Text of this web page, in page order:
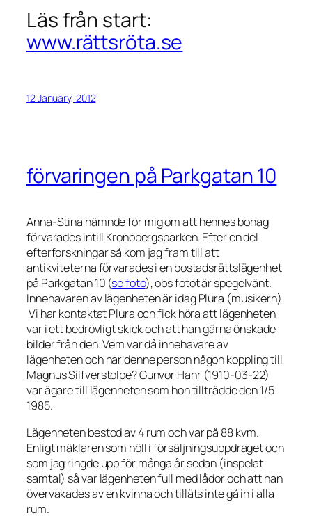
Läs från start:
www.rättsröta.se
12 January, 2012
förvaringen på Parkgatan 10
Anna-Stina nämnde för mig om att hennes bohag
förvarades intill Kronobergsparken. Efter en del
efterforskningar så kom jag fram till att
antikviteterna förvarades i en bostadsrättslägenhet
på Parkgatan 10 (se foto), obs fotot är spegelvänt.
Innehavaren av lägenheten är idag Plura (musikern).
Vi har kontaktat Plura och fick höra att lägenheten
var i ett bedrövligt skick och att han gärna önskade
bilder från den. Vem var då innehavare av
lägenheten och har denne person någon koppling till
Magnus Silfverstolpe? Gunvor Hahr (1910-03-22)
var ägare till lägenheten som hon tillträdde den 1/5
1985.
Lägenheten bestod av 4 rum och var på 88 kvm.
Enligt mäklaren som höll i försäljningsuppdraget och
som jag ringde upp för många år sedan (inspelat
samtal) så var lägenheten full med lådor och att han
övervakades av en kvinna och tilläts inte gå in i alla
rum.